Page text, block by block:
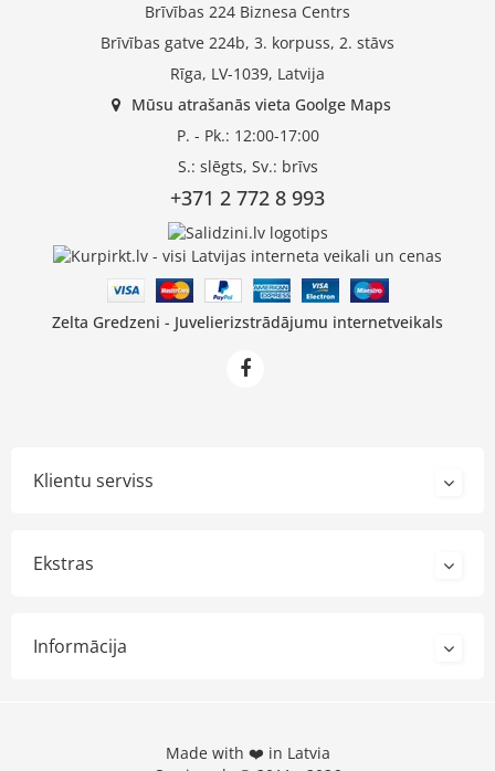
Brīvības 224 Biznesa Centrs
Brīvības gatve 224b, 3. korpuss, 2. stāvs
Rīga, LV-1039, Latvija
Mūsu atrašanās vieta Goolge Maps
P. - Pk.: 12:00-17:00
S.: slēgts, Sv.: brīvs
+371 2 772 8 993
Zelta Gredzeni - Juvelierizstrādājumu internetveikals
Klientu serviss
Ekstras
Informācija
Made with ❤️ in Latvia